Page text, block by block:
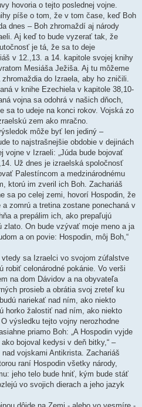
hovoria o tejto poslednej vojne.
píše o tom, že v tom čase, keď Boh
dnes – Boh zhromaždí aj národy
Aj keď to bude vyzerať tak, že
je tá, že sa to deje
v 12.,13. a 14. kapitole svojej knihy
Mesiáša Ježiša. Aj tu môžeme
do Izraela, aby ho zničili.
v knihe Ezechiela v kapitole 38,10-
vojna sa odohrá v našich dňoch,
sa to udeje na konci rokov. Vojská zo
zem ako mračno.
môže byť len jediný –
to najstrašnejšie obdobie v dejinách
vojne v Izraeli: „Júda bude bojovať
Už dnes je izraelská spoločnosť
Palestíncom a medzinárodnému
ktorú im zveril ich Boh. Zachariáš
sa po celej zemi, hovorí Hospodin, že
zomrú a tretina zostane ponechaná v
a prepálim ich, ako prepaľujú
On bude vzývať moje meno a ja
a on povie: Hospodin, môj Boh,“
sa Izraelci vo svojom zúfalstve
robiť celonárodné pokánie. Vo verši
na dom Dávidov a na obyvateľa
prosieb a obrátia svoj zreteľ ku
nariekať nad ním, ako niekto
horko žalostiť nad ním, ako niekto
výsledku tejto vojny nerozhodne
priamo Boh: „A Hospodin vyjde
bojoval kedysi v deň bitky,“ –
vojskami Antikrista. Zachariáš
raní Hospodin všetky národy,
jeho telo bude hniť, kým bude stáť
vo svojich dierach a jeho jazyk